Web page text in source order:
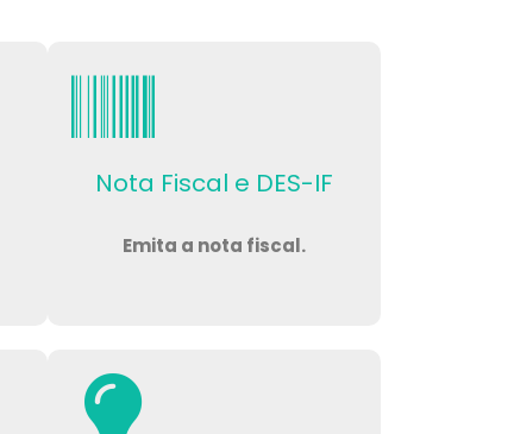
Nota Fiscal e DES-IF
Emita a nota fiscal.